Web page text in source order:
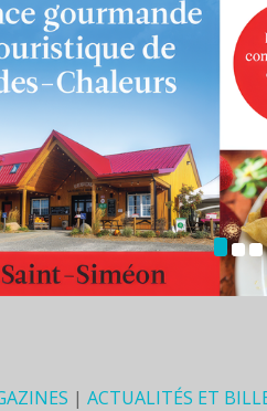
| ACTUALITÉS ET